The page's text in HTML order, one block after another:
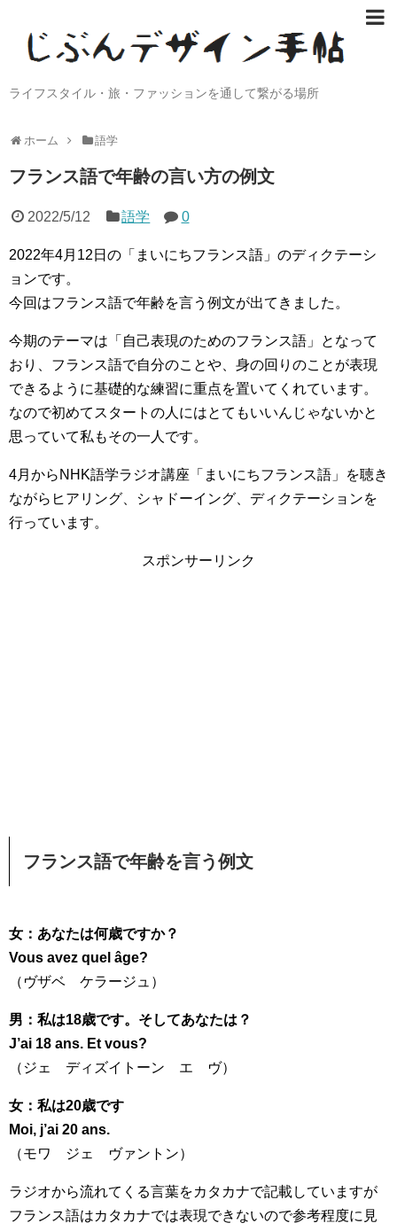
ライフスタイル・旅・ファッションを通して繋がる場所
ホーム 語学
フランス語で年齢の言い方の例文
2022/5/12 語学 0
2022年4月12日の「まいにちフランス語」のディクテーシ
ョンです。
今回はフランス語で年齢を言う例文が出てきました。
今期のテーマは「自己表現のためのフランス語」となって
おり、フランス語で自分のことや、身の回りのことが表現
できるように基礎的な練習に重点を置いてくれています。
なので初めてスタートの人にはとてもいいんじゃないかと
思っていて私もその一人です。
4月からNHK語学ラジオ講座「まいにちフランス語」を聴き
ながらヒアリング、シャドーイング、ディクテーションを
行っています。
スポンサーリンク
フランス語で年齢を言う例文
女：あなたは何歳ですか？
Vous avez quel âge?
（ヴザベ ケラージュ）
男：私は18歳です。そしてあなたは？
J’ai 18 ans. Et vous?
（ジェ ディズイトーン エ ヴ）
女：私は20歳です
Moi, j’ai 20 ans.
（モワ ジェ ヴァントン）
ラジオから流れてくる言葉をカタカナで記載していますが
フランス語はカタカナでは表現できないので参考程度に見